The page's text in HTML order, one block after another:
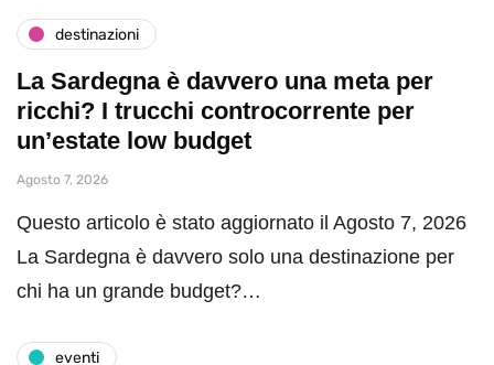
destinazioni
La Sardegna è davvero una meta per
ricchi? I trucchi controcorrente per
un’estate low budget
Agosto 7, 2026
Questo articolo è stato aggiornato il Agosto 7, 2026
La Sardegna è davvero solo una destinazione per
chi ha un grande budget?…
eventi